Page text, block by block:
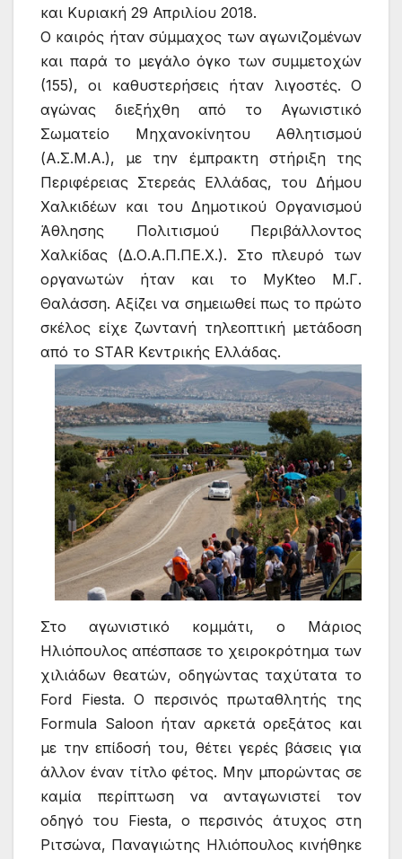
και Κυριακή 29 Απριλίου 2018.
Ο καιρός ήταν σύμμαχος των αγωνιζομένων
και παρά το μεγάλο όγκο των συμμετοχών
(155), οι καθυστερήσεις ήταν λιγοστές. Ο
αγώνας διεξήχθη από το Αγωνιστικό
Σωματείο Μηχανοκίνητου Αθλητισμού
(Α.Σ.Μ.Α.), με την έμπρακτη στήριξη της
Περιφέρειας Στερεάς Ελλάδας, του Δήμου
Χαλκιδέων και του Δημοτικού Οργανισμού
Άθλησης Πολιτισμού Περιβάλλοντος
Χαλκίδας (Δ.Ο.Α.Π.ΠΕ.Χ.). Στο πλευρό των
οργανωτών ήταν και το MyKteo Μ.Γ.
Θαλάσση. Αξίζει να σημειωθεί πως το πρώτο
σκέλος είχε ζωντανή τηλεοπτική μετάδοση
από το STAR Κεντρικής Ελλάδας.
Στο αγωνιστικό κομμάτι, ο Μάριος
Ηλιόπουλος απέσπασε το χειροκρότημα των
χιλιάδων θεατών, οδηγώντας ταχύτατα το
Ford Fiesta. O περσινός πρωταθλητής της
Formula Saloon ήταν αρκετά ορεξάτος και
με την επίδοσή του, θέτει γερές βάσεις για
άλλον έναν τίτλο φέτος. Μην μπορώντας σε
καμία περίπτωση να ανταγωνιστεί τον
οδηγό του Fiesta, ο περσινός άτυχος στη
Ριτσώνα, Παναγιώτης Ηλιόπουλος κινήθηκε